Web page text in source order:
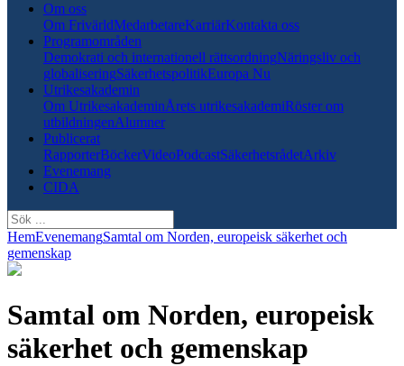
Om oss
Om FrivärldMedarbetareKarriärKontakta oss
Programområden
Demokrati och internationell rättsordningNäringsliv och
globaliseringSäkerhetspolitikEuropa Nu
Utrikesakademin
Om UtrikesakademinÅrets utrikesakademiRöster om
utbildningenAlumner
Publicerat
RapporterBöckerVideoPodcastSäkerhetsrådetArkiv
Evenemang
CIDA
HemEvenemangSamtal om Norden, europeisk säkerhet och
gemenskap
Samtal om Norden, europeisk
säkerhet och gemenskap